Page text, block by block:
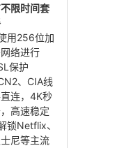
限时间套
用256位加
络进行
保护
、CIA线
连，4K秒
高速稳定
锁Netflix、
尼等主流